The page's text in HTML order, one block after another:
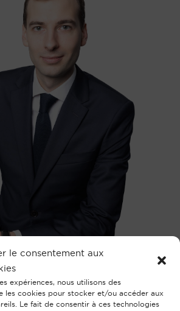
le consentement aux
expériences, nous utilisons des
les cookies pour stocker et/ou accéder aux
Le fait de consentir à ces technologies
de Paris depuis sa